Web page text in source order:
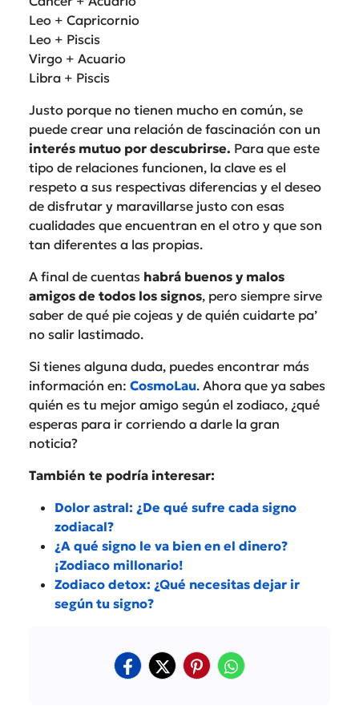
Leo + Capricornio
Leo + Piscis
Virgo + Acuario
Libra + Piscis
Justo porque no tienen mucho en común, se
puede crear una relación de fascinación con un
interés mutuo por descubrirse. Para que este
tipo de relaciones funcionen, la clave es el
respeto a sus respectivas diferencias y el deseo
de disfrutar y maravillarse justo con esas
cualidades que encuentran en el otro y que son
tan diferentes a las propias.
A final de cuentas habrá buenos y malos
amigos de todos los signos, pero siempre sirve
saber de qué pie cojeas y de quién cuidarte pa’
no salir lastimado.
Si tienes alguna duda, puedes encontrar más
información en: CosmoLau. Ahora que ya sabes
quién es tu mejor amigo según el zodiaco, ¿qué
esperas para ir corriendo a darle la gran
noticia?
También te podría interesar:
Dolor astral: ¿De qué sufre cada signo
zodiacal?
¿A qué signo le va bien en el dinero?
¡Zodiaco millonario!
Zodiaco detox: ¿Qué necesitas dejar ir
según tu signo?